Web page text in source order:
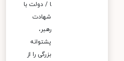
ا / دولت با
شهادت
رهبر،
پشتوانه
بزرگی را از